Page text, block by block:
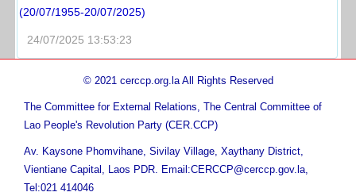
(20/07/1955-20/07/2025)
24/07/2025 13:53:23
© 2021 cerccp.org.la All Rights Reserved
The Committee for External Relations, The Central Committee of
Lao People's Revolution Party (CER.CCP)
Av. Kaysone Phomvihane, Sivilay Village, Xaythany District,
Vientiane Capital, Laos PDR. Email:CERCCP@cerccp.gov.la,
Tel:021 414046